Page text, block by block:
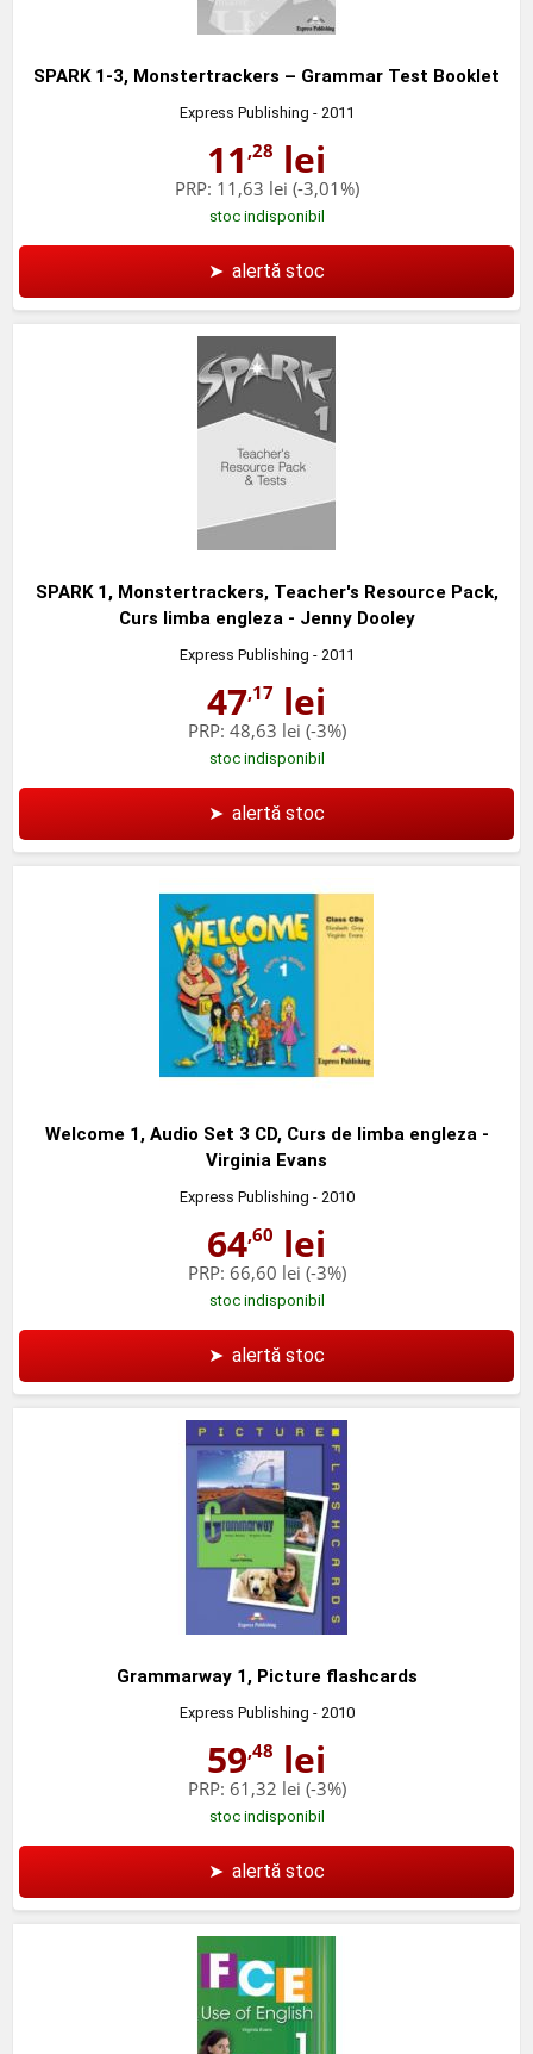
SPARK 1-3, Monstertrackers – Grammar Test Booklet
Express Publishing - 2011
11 ,28 lei
PRP: 11,63 lei (-3,01%)
stoc indisponibil
➤ alertă stoc
SPARK 1, Monstertrackers, Teacher's Resource Pack,
Curs limba engleza - Jenny Dooley
Express Publishing - 2011
47,17 lei
PRP: 48,63 lei (-3%)
stoc indisponibil
➤ alertă stoc
Welcome 1, Audio Set 3 CD, Curs de limba engleza -
Virginia Evans
Express Publishing - 2010
64,60 lei
PRP: 66,60 lei (-3%)
stoc indisponibil
➤ alertă stoc
Grammarway 1, Picture flashcards
Express Publishing - 2010
59,48 lei
PRP: 61,32 lei (-3%)
stoc indisponibil
➤ alertă stoc